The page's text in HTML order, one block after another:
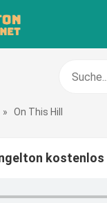
» On This Hill
kostenlos